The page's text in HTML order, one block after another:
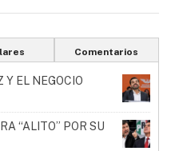
Comentarios
Y EL NEGOCIO
“ALITO” POR SU